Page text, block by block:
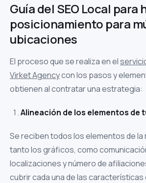
Guía del SEO Local para
posicionamiento para
ubicaciones
El proceso que se realiza en el
Virket Agencycon los pasos y
obtienen al contratar una estrategia:
Alineación de los elementos de
Se reciben todos los elementos de la
tanto los gráficos, como
localizaciones y número de
cubrir cada una de las